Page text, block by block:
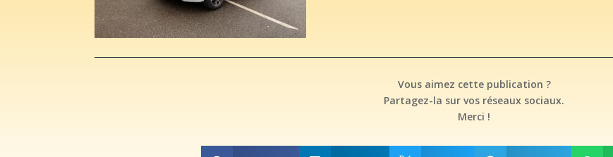
Vous aimez cette publication ?
Partagez-la sur vos réseaux sociaux.
Merci !